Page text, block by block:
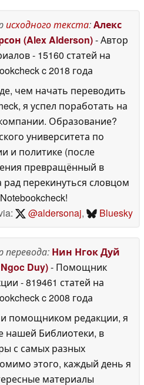
исходного текста:Алекс
(Alex Alderson)- Автор
- 15160 статей на
c 2018 года
чем начать переводить
я успел поработать на
Образование?
университета по
и политике (после
превращённый в
перекинуться словцом
@aldersonaj, Bluesky
перевода: Нин Нгок Дуй
Duy)- Помощник
- 819461 статей на
c 2008 года
помощником редакции, я
нашей Библиотеки, в
с самых разных
этого, каждый день я
материалы